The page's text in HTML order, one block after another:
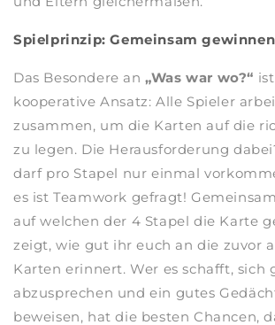
Spielprinzip: Gemeinsam
Das Besondere an„Was war wo?“
kooperative Ansatz: Alle Spieler
zusammen, um die Karten auf die
zu legen. Die Herausforderung
darf pro Stapel nur einmal
es ist Teamwork gefragt!
auf welchen der 4 Stapel die Karte
zeigt, wie gut ihr euch an die zuvor
Karten erinnert. Wer es schafft, sich
abzusprechen und ein gutes
beweisen, hat die besten Chancen,